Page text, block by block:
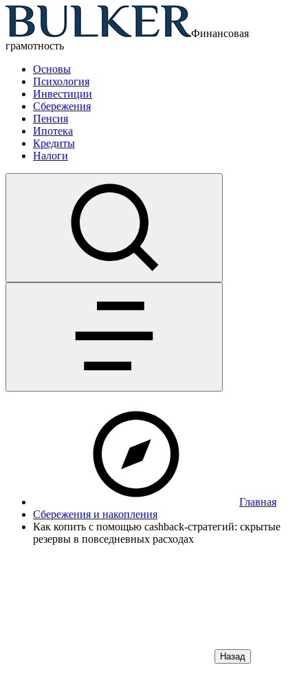
Финансовая
грамотность
Основы
Психология
Инвестиции
Сбережения
Пенсия
Ипотека
Кредиты
Налоги
Главная
Сбережения и накопления
Как копить с помощью cashback-стратегий: скрытые
резервы в повседневных расходах
Назад